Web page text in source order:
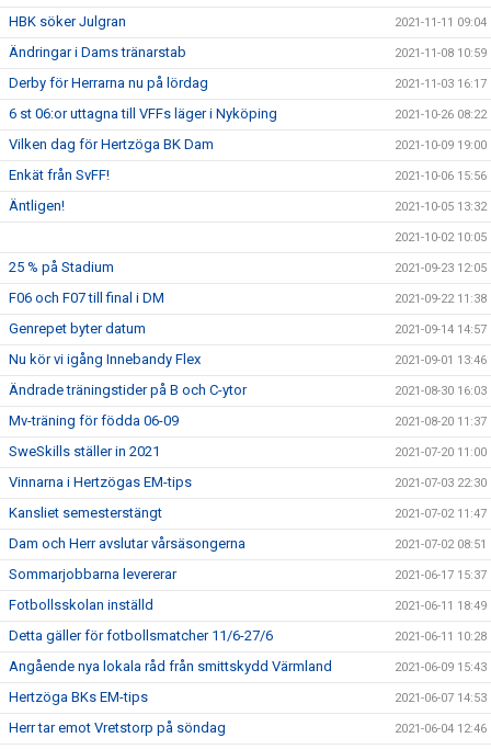
HBK söker Julgran 2021-11-11 09:04
Ändringar i Dams tränarstab 2021-11-08 10:59
Derby för Herrarna nu på lördag 2021-11-03 16:17
6 st 06:or uttagna till VFFs läger i Nyköping 2021-10-26 08:22
Vilken dag för Hertzöga BK Dam 2021-10-09 19:00
Enkät från SvFF! 2021-10-06 15:56
Äntligen! 2021-10-05 13:32
2021-10-02 10:05
25 % på Stadium 2021-09-23 12:05
F06 och F07 till final i DM 2021-09-22 11:38
Genrepet byter datum 2021-09-14 14:57
Nu kör vi igång Innebandy Flex 2021-09-01 13:46
Ändrade träningstider på B och C-ytor 2021-08-30 16:03
Mv-träning för födda 06-09 2021-08-20 11:37
SweSkills ställer in 2021 2021-07-20 11:00
Vinnarna i Hertzögas EM-tips 2021-07-03 22:30
Kansliet semesterstängt 2021-07-02 11:47
Dam och Herr avslutar vårsäsongerna 2021-07-02 08:51
Sommarjobbarna levererar 2021-06-17 15:37
Fotbollsskolan inställd 2021-06-11 18:49
Detta gäller för fotbollsmatcher 11/6-27/6 2021-06-11 10:28
Angående nya lokala råd från smittskydd Värmland 2021-06-09 15:43
Hertzöga BKs EM-tips 2021-06-07 14:53
Herr tar emot Vretstorp på söndag 2021-06-04 12:46